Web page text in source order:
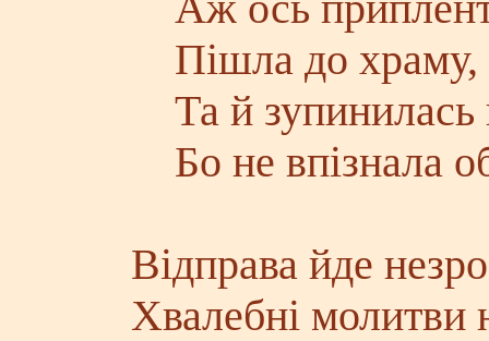
Пішла до храму,
Та й зупинилась
Бо не впізнала
Відправа йде
Хвалебні молитви